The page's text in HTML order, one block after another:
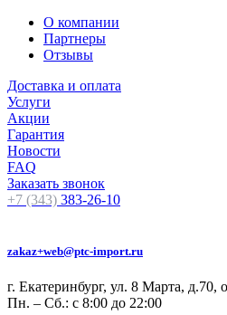
О компании
Партнеры
Отзывы
Доставка и оплата
Услуги
Акции
Гарантия
Новости
FAQ
Заказать звонок
+7 (343) 383-26-10
zakaz+web@ptc-import.ru
г. Екатеринбург, ул. 8 Марта, д.70,
Пн. – Сб.: с 8:00 до 22:00